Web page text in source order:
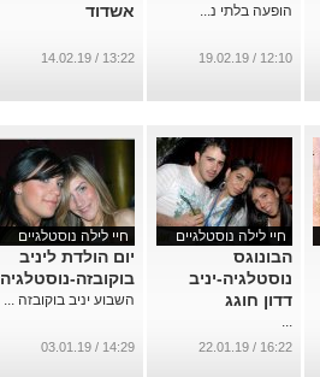
הופעה בלתי נ...
12:10 / 19.02.19
אשדוד
13:22 / 14.02.19
חיי לילה נוסטלגיים
הבונוגס
נוסטלגיה-יניב
דדון חוגג
...
16:22 / 22.01.19
חיי לילה נוסטלגיים
יום הולדת ליניב
בוקובזה-נוסטלגיה
השבוע יניב בוקובזה ...
14:29 / 03.01.19